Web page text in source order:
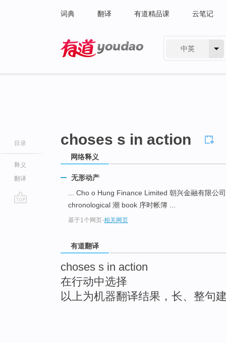
词典 翻译 有道精品课 云笔记
中英
目录
释义
翻译
choses s in action
网络释义
无形动产
... Cho o Hung Finance Limited 朝兴金融有限公
chronological 潮 book 序时帐簿 ...
基于1个网页-相关网页
有道翻译
choses s in action
在行动中选择
以上为机器翻译结果，长、整句